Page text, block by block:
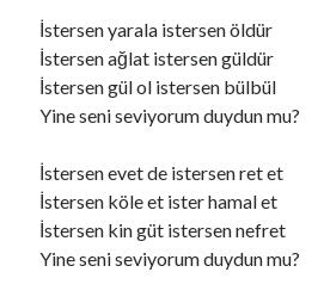
BAĞIŞLA ADINIiçindario72
BAĞIŞLA ADINIiçinold_betty6573
BAĞIŞLA ADINIiçinfoodie22
BAĞIŞLA ADINIiçinZoe72
Ara
İstersen yarala istersen öldür
İstersen ağlat istersen güldür
İstersen gül ol istersen bülbül
Yine seni seviyorum duydun mu?
İstersen evet de istersen ret et
İstersen köle et ister hamal et
İstersen kin güt istersen nefret
Yine seni seviyorum duydun mu?